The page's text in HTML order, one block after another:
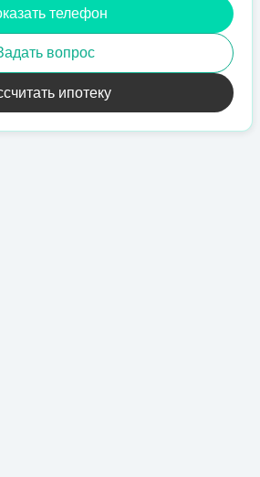
телефон
вопрос
ипотеку